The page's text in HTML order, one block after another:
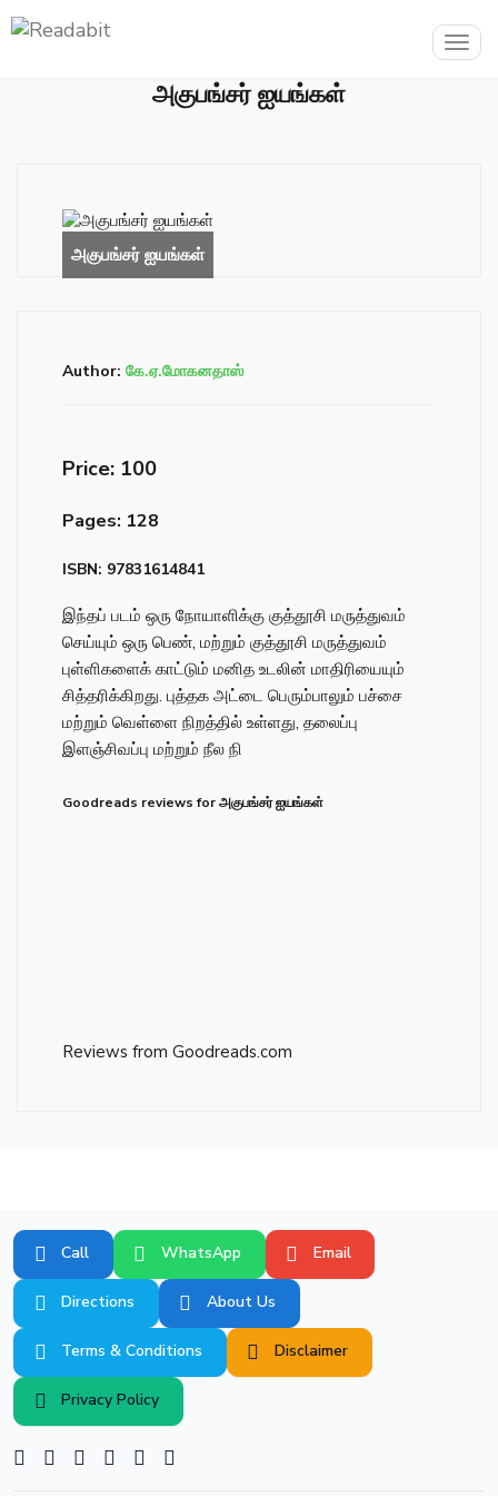
அகுபங்சர் ஐயங்கள்
Author: கே.ஏ.மோகனதாஸ்
Price: ₹100
Pages: 128
ISBN: 97831614841
இந்தப் படம் ஒரு நோயாளிக்கு குத்தூசி மருத்துவம்
செய்யும் ஒரு பெண், மற்றும் குத்தூசி மருத்துவம்
புள்ளிகளைக் காட்டும் மனித உடலின் மாதிரியையும்
சித்தரிக்கிறது. புத்தக அட்டை பெரும்பாலும் பச்சை
மற்றும் வெள்ளை நிறத்தில் உள்ளது, தலைப்பு
இளஞ்சிவப்பு மற்றும் நீல நி
Goodreads reviews for அகுபங்சர் ஐயங்கள்
Reviews from Goodreads.com
Call WhatsApp Email
Directions About Us
Terms & Conditions Disclaimer
Privacy Policy